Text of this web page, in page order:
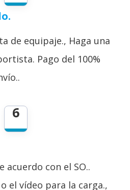
de equipaje., Haga una
Pago del 100%
6
acuerdo con el SO..
el vídeo para la carga.,